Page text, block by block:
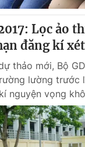
Lọc ảo
đăng kí
thảo mới, Bộ
lường trước
nguyện vọng